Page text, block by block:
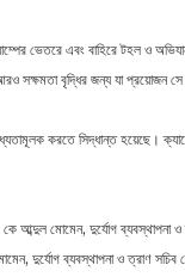
ভেতরে এবং বাহিরে টহল ও
সক্ষমতা বৃদ্ধির জন্য যা প্রয়োজন সে
করতে সিদ্ধান্ত হয়েছে।
কে আব্দুল মোমেন, দুর্যোগ ব্যবস্থাপনা
দুর্যোগ ব্যবস্থাপনা ও ত্রাণ